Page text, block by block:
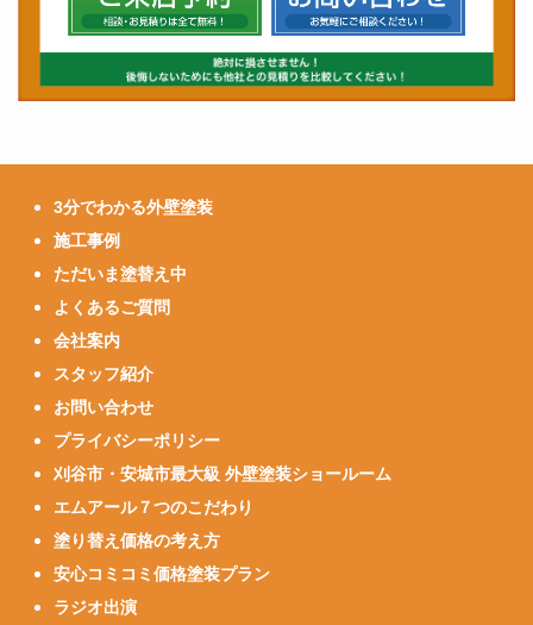
3分でわかる外壁塗装
施工事例
ただいま塗替え中
よくあるご質問
会社案内
スタッフ紹介
お問い合わせ
プライバシーポリシー
刈谷市・安城市最大級 外壁塗装ショールーム
エムアール７つのこだわり
塗り替え価格の考え方
安心コミコミ価格塗装プラン
ラジオ出演